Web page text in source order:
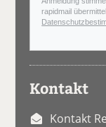
rapidmail
Kontakt
Kontakt